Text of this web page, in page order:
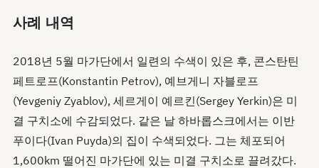
사례 내역
2018년 5월 마가단에서 일련의 수색이 있은 후, 콘스탄틴
페트로프(Konstantin Petrov), 예브게니 자블로프
(Yevgeniy Zyablov), 세르게이 예르킨(Sergey Yerkin)은 미
결 구치소에 수감되었다. 같은 날 하바롭스크에서는 이반
푸이다(Ivan Puyda)의 집이 수색되었다. 그는 체포되어
1,600km 떨어진 마가단에 있는 미결 구치소로 끌려갔다.